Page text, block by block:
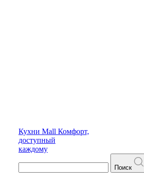
Кухни Mall Комфорт,
доступный
каждому
Поиск